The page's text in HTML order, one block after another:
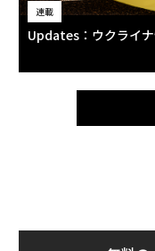
連載
Updates：ウクライ